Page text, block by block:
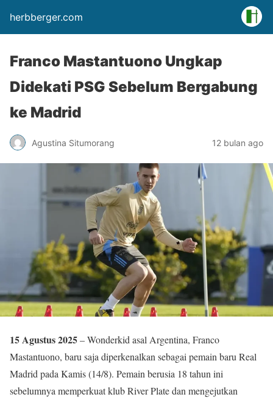
herbberger.com
Franco Mastantuono Ungkap
Didekati PSG Sebelum Bergabung
ke Madrid
Agustina Situmorang 12 bulan ago
15 Agustus 2025– Wonderkid asal Argentina, Franco
Mastantuono, baru saja diperkenalkan sebagai pemain baru Real
Madrid pada Kamis (14/8). Pemain berusia 18 tahun ini
sebelumnya memperkuat klub River Plate dan mengejutkan